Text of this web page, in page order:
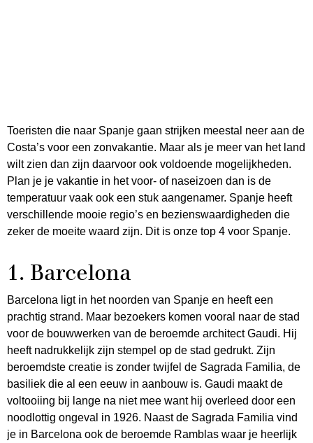
Toeristen die naar Spanje gaan strijken meestal neer aan de
Costa’s voor een zonvakantie. Maar als je meer van het land
wilt zien dan zijn daarvoor ook voldoende mogelijkheden.
Plan je je vakantie in het voor- of naseizoen dan is de
temperatuur vaak ook een stuk aangenamer. Spanje heeft
verschillende mooie regio’s en bezienswaardigheden die
zeker de moeite waard zijn. Dit is onze top 4 voor Spanje.
1. Barcelona
Barcelona ligt in het noorden van Spanje en heeft een
prachtig strand. Maar bezoekers komen vooral naar de stad
voor de bouwwerken van de beroemde architect Gaudi. Hij
heeft nadrukkelijk zijn stempel op de stad gedrukt. Zijn
beroemdste creatie is zonder twijfel de Sagrada Familia, de
basiliek die al een eeuw in aanbouw is. Gaudi maakt de
voltooiing bij lange na niet mee want hij overleed door een
noodlottig ongeval in 1926. Naast de Sagrada Familia vind
je in Barcelona ook de beroemde Ramblas waar je heerlijk